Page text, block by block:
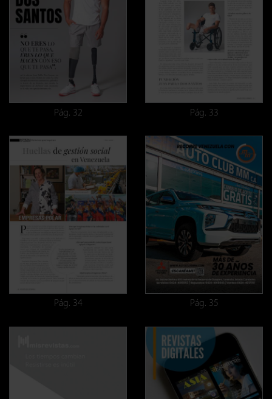
Pág. 32 Pág. 33
Pág. 34 Pág. 35